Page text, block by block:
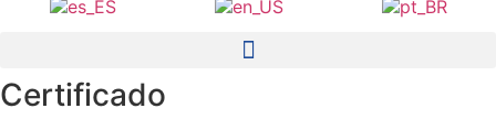
Certificado